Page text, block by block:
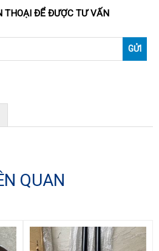
THOẠI ĐỂ ĐƯỢC TƯ VẤN
QUAN